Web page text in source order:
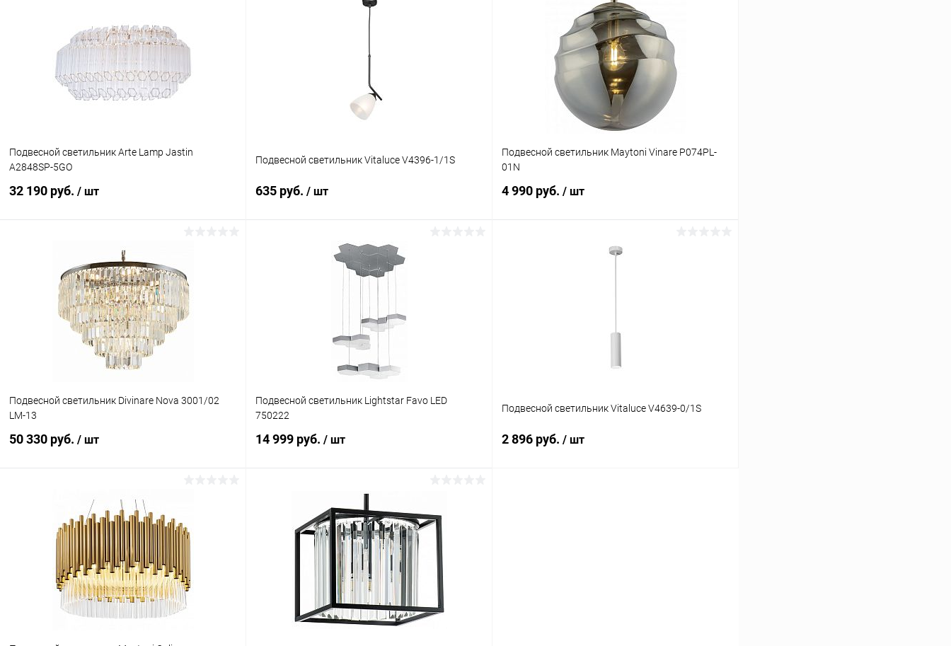
Подвесной светильник Arte Lamp Jastin
A2848SP-5GO
32 190 руб. / шт
В корзину
Купить в 1 клик Сравнение
В избранное В наличии
Подвесной светильник Vitaluce V4396-1/1S
635 руб. / шт
В корзину
Подвесной светильник Maytoni Vinare P074PL-
01N
4 990 руб. / шт
В корзину
Подвесной светильник Divinare Nova 3001/02
LM-13
50 330 руб. / шт
В корзину
Купить в 1 клик Сравнение
В избранное В наличии
Подвесной светильник Lightstar Favo LED
750222
14 999 руб. / шт
В корзину
Купить в 1 клик Сравнение
В наличии
Подвесной светильник Vitaluce V4639-0/1S
2 896 руб. / шт